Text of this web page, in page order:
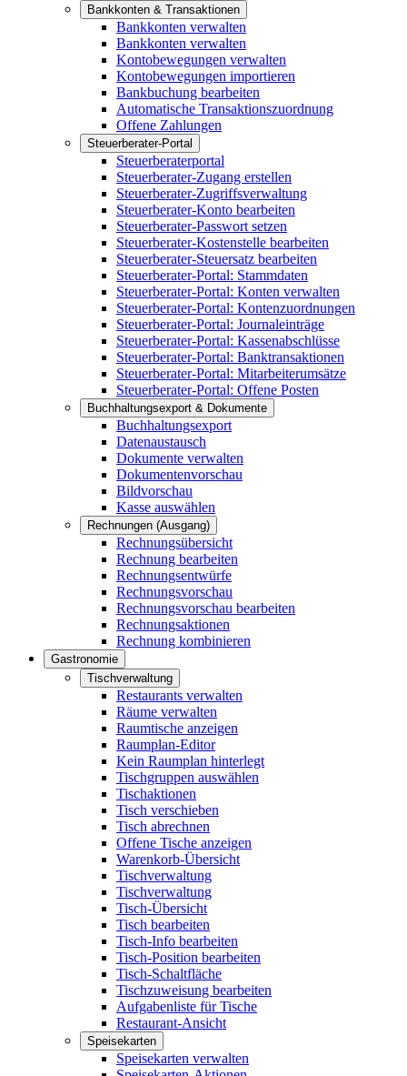
Bankkonten & Transaktionen
Bankkonten verwalten
Bankkonten verwalten
Kontobewegungen verwalten
Kontobewegungen importieren
Bankbuchung bearbeiten
Automatische Transaktionszuordnung
Offene Zahlungen
Steuerberater-Portal
Steuerberaterportal
Steuerberater-Zugang erstellen
Steuerberater-Zugriffsverwaltung
Steuerberater-Konto bearbeiten
Steuerberater-Passwort setzen
Steuerberater-Kostenstelle bearbeiten
Steuerberater-Steuersatz bearbeiten
Steuerberater-Portal: Stammdaten
Steuerberater-Portal: Konten verwalten
Steuerberater-Portal: Kontenzuordnungen
Steuerberater-Portal: Journaleinträge
Steuerberater-Portal: Kassenabschlüsse
Steuerberater-Portal: Banktransaktionen
Steuerberater-Portal: Mitarbeiterumsätze
Steuerberater-Portal: Offene Posten
Buchhaltungsexport & Dokumente
Buchhaltungsexport
Datenaustausch
Dokumente verwalten
Dokumentenvorschau
Bildvorschau
Kasse auswählen
Rechnungen (Ausgang)
Rechnungsübersicht
Rechnung bearbeiten
Rechnungsentwürfe
Rechnungsvorschau
Rechnungsvorschau bearbeiten
Rechnungsaktionen
Rechnung kombinieren
Gastronomie
Tischverwaltung
Restaurants verwalten
Räume verwalten
Raumtische anzeigen
Raumplan-Editor
Kein Raumplan hinterlegt
Tischgruppen auswählen
Tischaktionen
Tisch verschieben
Tisch abrechnen
Offene Tische anzeigen
Warenkorb-Übersicht
Tischverwaltung
Tischverwaltung
Tisch-Übersicht
Tisch bearbeiten
Tisch-Info bearbeiten
Tisch-Position bearbeiten
Tisch-Schaltfläche
Tischzuweisung bearbeiten
Aufgabenliste für Tische
Restaurant-Ansicht
Speisekarten
Speisekarten verwalten